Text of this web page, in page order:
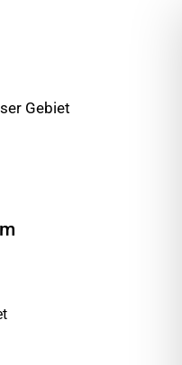
Gebiet